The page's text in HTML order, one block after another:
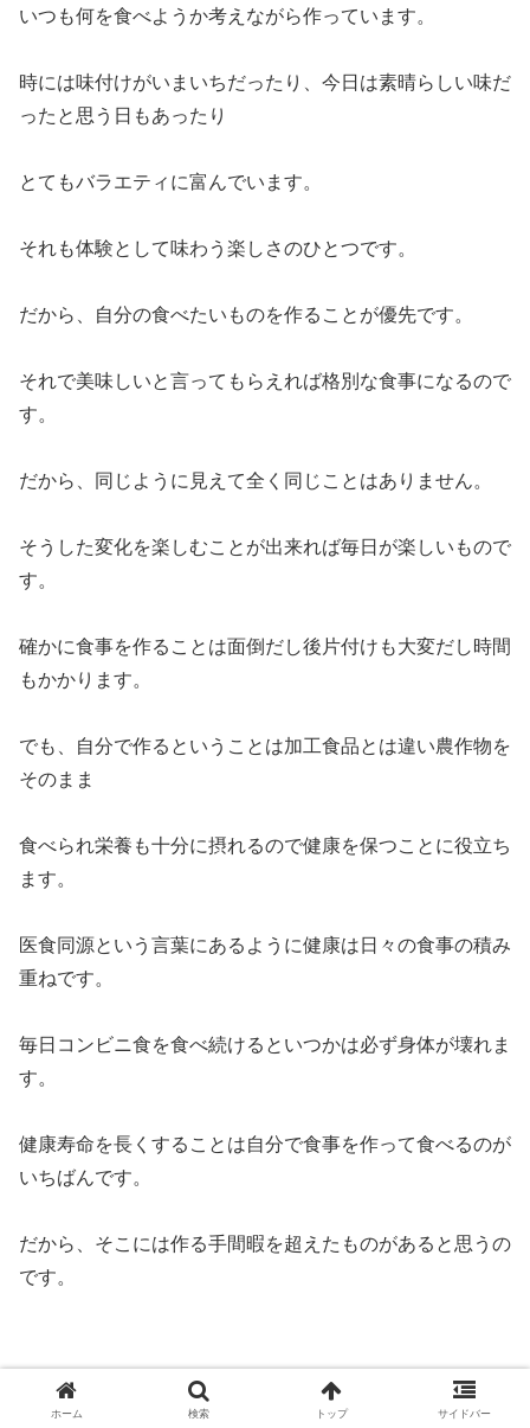
いつも何を食べようか考えながら作っています。
時には味付けがいまいちだったり、今日は素晴らしい味だ
ったと思う日もあったり
とてもバラエティに富んでいます。
それも体験として味わう楽しさのひとつです。
だから、自分の食べたいものを作ることが優先です。
それで美味しいと言ってもらえれば格別な食事になるので
す。
だから、同じように見えて全く同じことはありません。
そうした変化を楽しむことが出来れば毎日が楽しいもので
す。
確かに食事を作ることは面倒だし後片付けも大変だし時間
もかかります。
でも、自分で作るということは加工食品とは違い農作物を
そのまま
食べられ栄養も十分に摂れるので健康を保つことに役立ち
ます。
医食同源という言葉にあるように健康は日々の食事の積み
重ねです。
毎日コンビニ食を食べ続けるといつかは必ず身体が壊れま
す。
健康寿命を長くすることは自分で食事を作って食べるのが
いちばんです。
だから、そこには作る手間暇を超えたものがあると思うの
です。
アセンション
ホーム 検索 トップ サイドバー